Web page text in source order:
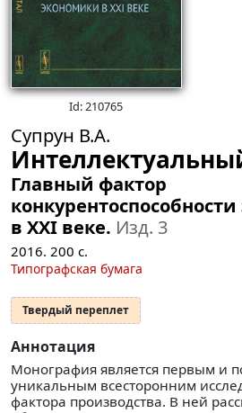
Id: 210765
Супрун В.А.
Главный фактор
в XXI веке. Изд. 3
2016. 200 с.
Типографская бумага
Твердый переплет
Аннотация
Монография является первым и
уникальным всесторонним
фактора производства. В ней